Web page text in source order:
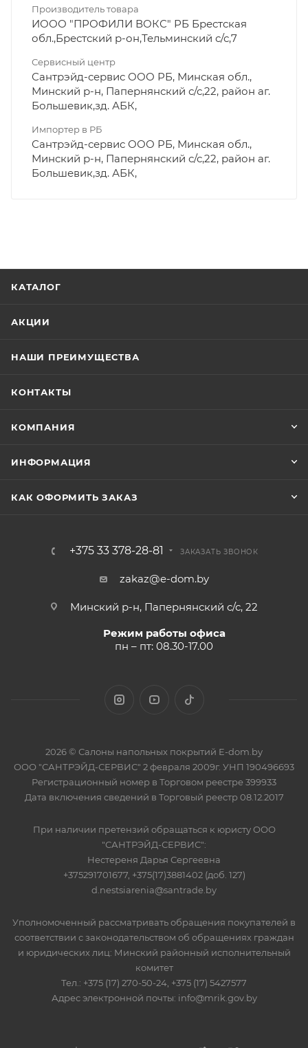
Производитель товара
ИООО "ПРОФИЛИ ВОКС" РБ Брестская
обл.,Брестский р-он,Тельминский с/с,7
Сервисный центр
Сантрэйд-сервис ООО РБ, Минская обл.,
Минский р-н, Папернянский с/с,22, район аг.
Большевик,зд. АБК,
Импортер в РБ
Сантрэйд-сервис ООО РБ, Минская обл.,
Минский р-н, Папернянский с/с,22, район аг.
Большевик,зд. АБК,
КАТАЛОГ
АКЦИИ
НАШИ ПРЕИМУЩЕСТВА
КОНТАКТЫ
КОМПАНИЯ
ИНФОРМАЦИЯ
КАК ОФОРМИТЬ ЗАКАЗ
+375 33 378-28-81 ЗАКАЗАТЬ ЗВОНОК
zakaz@e-dom.by
Минский р-н, Папернянский с/с, 22
Режим работы офиса
пн – пт: 08.30-17.00
2026 © Салоны напольных покрытий E-dom.by
ООО "САНТРЭЙД-СЕРВИС" 2 февраля 2009г. УНП 190496693
Регистрационный номер в Торговом реестре 399933
Дата включения сведений в Торговый реестр 08.12.2017
При наличии претензий обращаться к юристу ООО
"САНТРЭЙД-СЕРВИС":
Нестереня Дарья Сергеевна
+375291701677, +375(17)3881402 (доб. 127)
d.nestsiarenia@santrade.by
Уполномоченный рассматривать обращения покупателей в
соответствии с законодательством об обращениях граждан
и юридических лиц: Минский районный исполнительный
комитет
Тел.: +375 (17) 270-50-24, +375 (17) 5427577
Адрес электронной почты: info@mrik.gov.by